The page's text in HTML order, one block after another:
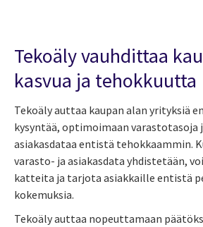
Tekoäly vauhdittaa
kasvua ja tehokkuutta
Tekoäly auttaa kaupan alan yrityksiä
kysyntää, optimoimaan varastotasoja
asiakasdataa entistä tehokkaammin.
varasto- ja asiakasdata yhdistetään,
katteita ja tarjota asiakkaille entistä
kokemuksia.
Tekoäly auttaa nopeuttamaan